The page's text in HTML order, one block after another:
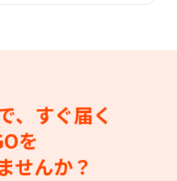
、すぐ届く
を
せんか？